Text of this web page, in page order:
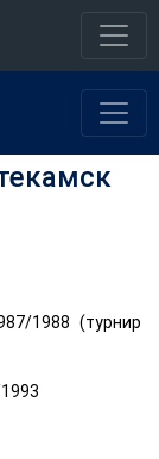
1988 (турнир